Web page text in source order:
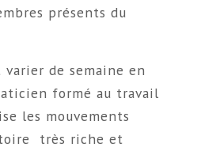
présents du
varier de semaine en
formé au travail
les mouvements
très riche et